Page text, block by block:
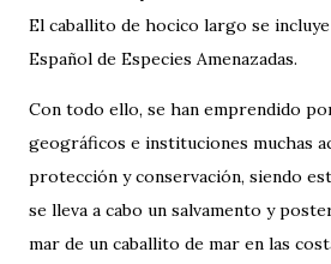
El caballito de hocico largo se
Español de Especies Amenazadas.
Con todo ello, se han emprendido
geográficos e instituciones muchas
protección y conservación, siendo
se lleva a cabo un salvamento y
mar de un caballito de mar en las